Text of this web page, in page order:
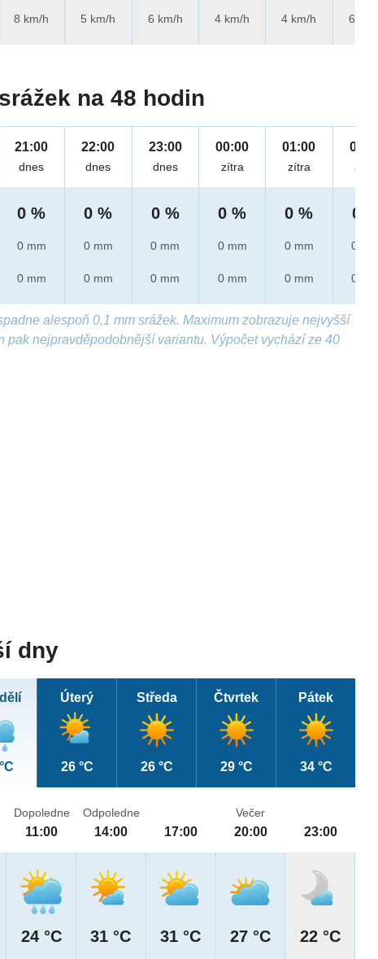
8 km/h
5 km/h
6 km/h
4 km/h
4 km/h
6 km/h
na 48 hodin
21:00
dnes
0 %
0 mm
0 mm
22:00
dnes
0 %
0 mm
0 mm
23:00
dnes
0 %
0 mm
0 mm
00:00
zítra
0 %
0 mm
0 mm
01:00
zítra
0 %
0 mm
0 mm
02:00
zítra
0 %
0 mm
0 mm
alespoň 0,1 mm srážek. Maximum zobrazuje nejvyšší
pak nejpravděpodobnější variantu. Výpočet vychází ze 40
dny
Úterý
26 °C
Středa
26 °C
Čtvrtek
29 °C
Pátek
34 °C
Dopoledne
11:00
24 °C
Odpoledne
14:00
31 °C
17:00
31 °C
Večer
20:00
27 °C
23:00
22 °C